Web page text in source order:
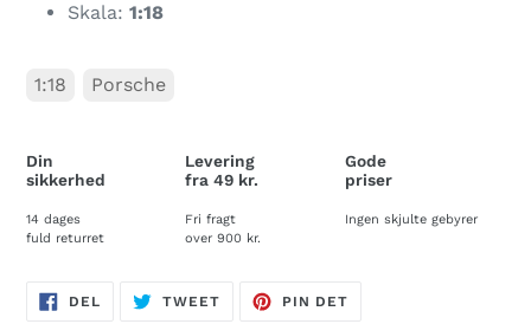
Skala: 1:18
1:18 Porsche
Din
sikkerhed
14 dages
fuld returret
Levering
fra 49 kr.
Fri fragt
over 900 kr.
Gode
priser
Ingen skjulte gebyrer
DEL
PÅ
TWEETTWEET
PIN DET